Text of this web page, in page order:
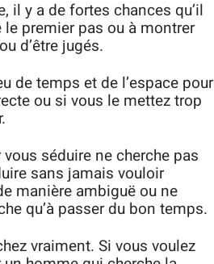
il y a de fortes chances qu’il
premier pas ou à montrer
d’être jugés.
de temps et de l’espace pour
ou si vous le mettez trop
séduire ne cherche pas
sans jamais vouloir
manière ambiguë ou ne
qu’à passer du bon temps.
vraiment. Si vous voulez